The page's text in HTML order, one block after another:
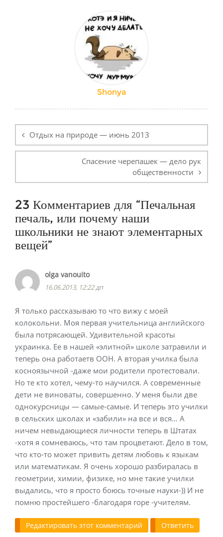
Shonya
по
записям
Отдых на природе — июнь 2013
Спасение черепашек — дело рук
общественности
23 Комментариев для “Печальная
печаль, или почему наши
школьники не знают элементарных
вещей”
olga vanouito
16.06.2013, 12:22 дп
Я только рассказываю то что вижу с моей
колокольни. Моя первая учительница английского
была потрясающей. Удивительной красоты
украинка. Ее в нашей «элитной» школе затравили и
теперь она работаетв ООН. А вторая училка была
косноязычной -даже мои родители протестовали.
Но те кто хотел, чему-то научился. А современные
дети не виноваты, совершенно. У меня были две
однокурсницы — самые-самые. И теперь это училки
в сельских школах и «забили» на все и вся… А
ничем невыдающиеся личности теперь в Штатах
-хотя я сомневаюсь, что там процветают. Дело в том,
что кто-то может привить детям любовь к языкам
или математикам. Я очень хорошо разбиралась в
геометрии, химии, физике, но мне такие училки
выдались, что я просто боюсь точные науки-)) И не
помню простейшего -благодаря горе -учителям.
Редактировать этот комментарий Ответить